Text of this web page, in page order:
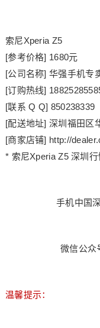
索尼Xperia Z5
[参考价格] 1680元
[公司名称] 华强手机专
[订购热线]
[联系 Q Q] 850238339
[配送地址] 深圳福田区
[商家店铺] http://
* 索尼Xperia Z5 深圳
手机中国
微信公众
温馨提示：